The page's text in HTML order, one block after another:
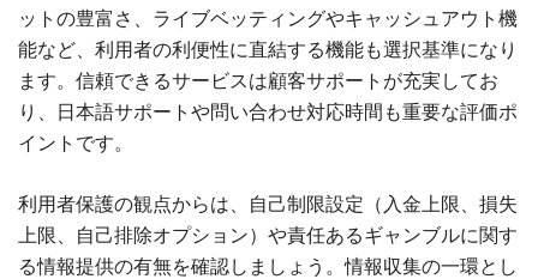
ットの豊富さ、ライブベッティングやキャッシュアウト機
能など、利用者の利便性に直結する機能も選択基準になり
ます。信頼できるサービスは顧客サポートが充実してお
り、日本語サポートや問い合わせ対応時間も重要な評価ポ
イントです。
利用者保護の観点からは、自己制限設定（入金上限、損失
上限、自己排除オプション）や責任あるギャンブルに関す
る情報提供の有無を確認しましょう。情報収集の一環とし